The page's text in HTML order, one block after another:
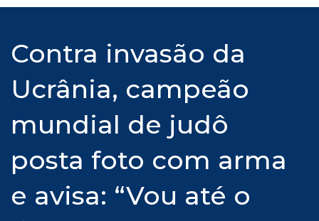
Contra invasão da
Ucrânia, campeão
mundial de judô
posta foto com arma
e avisa: “Vou até o